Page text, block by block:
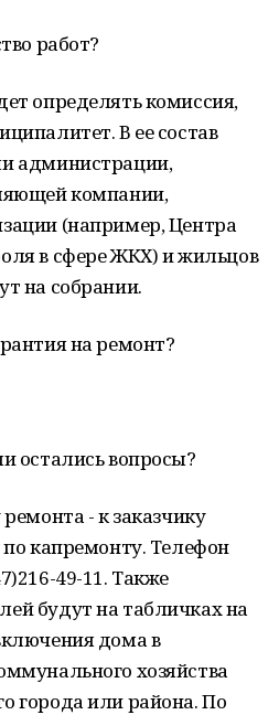
работ?
определять комиссия,
В ее состав
администрации,
компании,
(например, Центра
в сфере ЖКХ) и жильцов
на собрании.
на ремонт?
остались вопросы?
- к заказчику
по капремонту. Телефон
49-11. Также
будут на табличках на
дома в
хозяйства
города или района. По